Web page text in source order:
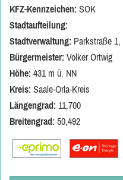
KFZ-Kennzeichen: SOK
Stadtaufteilung:
Stadtverwaltung: Parkstraße 1,
Bürgermeister: Volker Ortwig
Höhe: 431 m ü. NN
Kreis: Saale-Orla-Kreis
Längengrad: 11,700
Breitengrad: 50,492